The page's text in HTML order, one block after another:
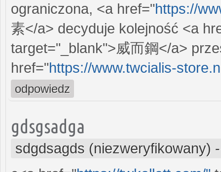
ograniczona, <a href="https://
素</a> decyduje kolejność <a
target="_blank">威而鋼</a>
href="https://www.twcialis-
odpowiedz
gdsgsadga
sdgdsagds (niezweryfikowany)